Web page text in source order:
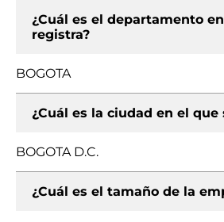
¿Cuál es el departamento
registra?
BOGOTA
¿Cuál es la ciudad en el que
BOGOTA D.C.
¿Cuál es el tamaño de la